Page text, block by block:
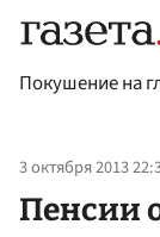
Покушение на
3 октября 2013
Пенсии